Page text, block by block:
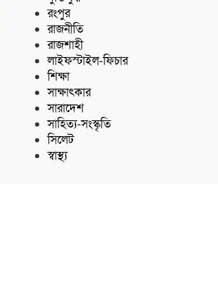
রংপুর
রাজনীতি
রাজশাহী
লাইফস্টাইল-ফিচার
শিক্ষা
সাক্ষাৎকার
সারাদেশ
সাহিত্য-সংস্কৃতি
সিলেট
স্বাস্থ্য